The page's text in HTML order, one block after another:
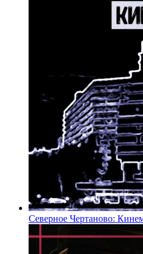
Северное Чертаново: